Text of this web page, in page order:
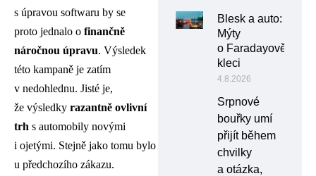
s úpravou softwaru by se
proto jednalo o finančně
náročnou úpravu. Výsledek
této kampaně je zatím
v nedohlednu. Jisté je,
že výsledky razantně ovlivní
trh s automobily novými
i ojetými. Stejně jako tomu bylo
u předchozího zákazu.
Blesk a auto:
Mýty
o Faradayově
kleci
4.8.2026
Srpnové
bouřky umí
přijít během
chvilky
a otázka,